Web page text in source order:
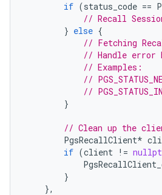
if (status_code ==
// Recall
} else {
// Fetching
// Handle error
// Examples:
//
//
}
// Clean up the
PgsRecallClient*
if (client !=
}
},